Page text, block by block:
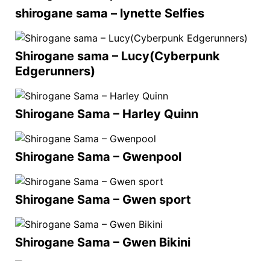
shirogane sama – lynette Selfies
Shirogane sama – Lucy(Cyberpunk
Edgerunners)
Shirogane Sama – Harley Quinn
Shirogane Sama – Gwenpool
Shirogane Sama – Gwen sport
Shirogane Sama – Gwen Bikini